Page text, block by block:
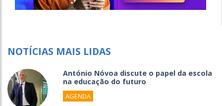
NOTÍCIAS MAIS LIDAS
António Nóvoa discute o papel da escola
na educação do futuro
AGENDA